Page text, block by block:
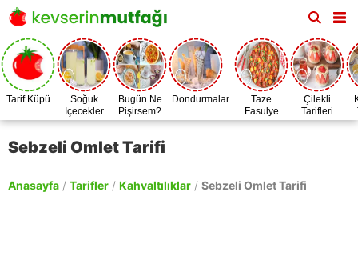
Tarif Küpü
Soğuk
İçecekler
Bugün Ne
Pişirsem?
Dondurmalar
Taze
Fasulye
Zamanı
Çilekli
Tarifleri
Sebzeli Omlet Tarifi
Anasayfa / Tarifler / Kahvaltılıklar / Sebzeli Omlet Tarifi